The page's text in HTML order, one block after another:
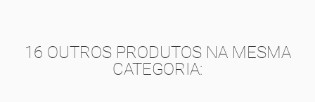
16 OUTROS PRODUTOS NA MESMA
CATEGORIA: